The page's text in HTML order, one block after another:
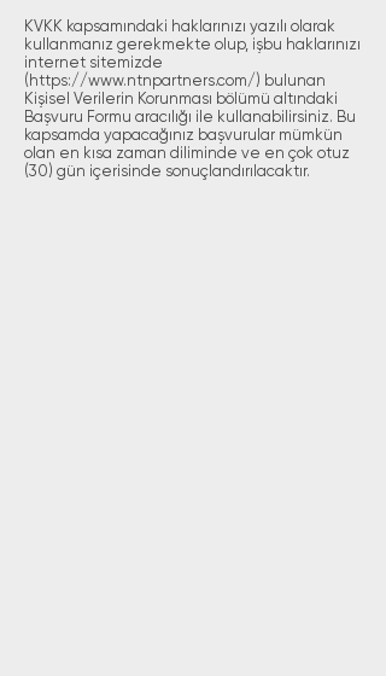
KVKK kapsamındaki haklarınızı yazılı olarak
kullanmanız gerekmekte olup, işbu haklarınızı
internet sitemizde
( https://www.ntnpartners.com/) bulunan
Kişisel Verilerin Korunması bölümü altındaki
Başvuru Formu aracılığı ile kullanabilirsiniz. Bu
kapsamda yapacağınız başvurular mümkün
olan en kısa zaman diliminde ve en çok otuz
(30) gün içerisinde sonuçlandırılacaktır.